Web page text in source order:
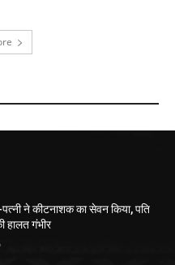
ने कीटनाशक का सेवन किया, पति
हालत गंभीर